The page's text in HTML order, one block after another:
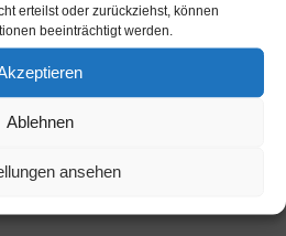
erteilst oder zurückziehst, können
beeinträchtigt werden.
Ablehnen
ansehen
wunderbare Welt des Gärtnerns
entwickelten Gartengeräte für Kinder
auch perfekt auf die
von Kindern abgestimmt.